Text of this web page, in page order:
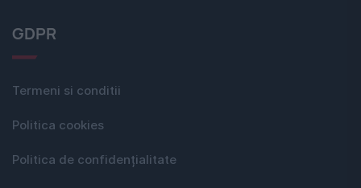
GDPR
Termeni si conditii
Politica cookies
Politica de confidențialitate